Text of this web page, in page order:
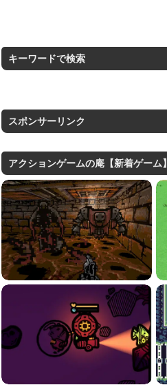
キーワードで検索
スポンサーリンク
アクションゲームの庵【新着ゲーム】